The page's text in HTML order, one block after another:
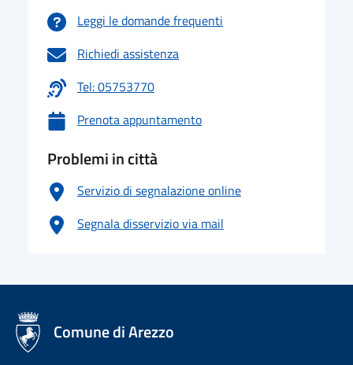
Leggi le domande frequenti
Richiedi assistenza
Tel: 05753770
Prenota appuntamento
Problemi in città
Servizio di segnalazione online
Segnala disservizio via mail
logo Unione Europea
Comune di Arezzo